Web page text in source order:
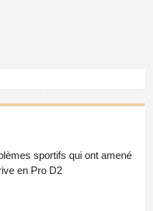
sportifs qui ont amené
en Pro D2